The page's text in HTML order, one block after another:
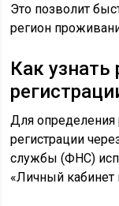
Это позволит
регион
Как узнать
Для определения
регистрации
службы (ФНС)
«Личный кабинет